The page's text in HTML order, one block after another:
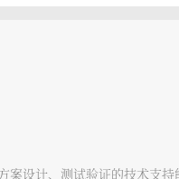
设计、测试验证的技术支持